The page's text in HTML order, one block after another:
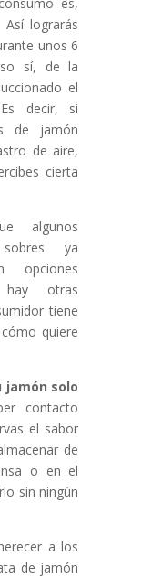
lograrás
unos 6
sí, de la
el
decir, si
de jamón
de aire,
cierta
algunos
sobres ya
opciones
hay otras
tiene
quiere
jamón solo
contacto
el sabor
de
o en el
sin ningún
a los
de jamón